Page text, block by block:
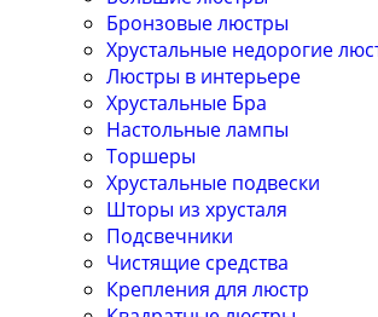
Бронзовые люстры
Хрустальные недорогие
Люстры в интерьере
Хрустальные Бра
Настольные лампы
Торшеры
Хрустальные подвески
Шторы из хрусталя
Подсвечники
Чистящие средства
Крепления для люстр